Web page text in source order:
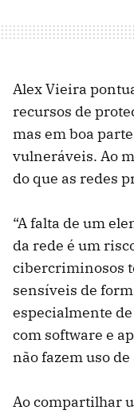
Alex Vieira
recursos de
mas em boa
vulneráveis. Ao
do que as redes
“A falta de um
da rede é um
cibercriminosos
sensíveis de
especialmente
com software e
não fazem uso
Ao compartilhar